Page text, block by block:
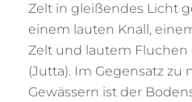
Zelt in gleißendes Licht
einem lauten Knall,
Zelt und lautem
(Jutta). Im Gegensatz zu
Gewässern ist der